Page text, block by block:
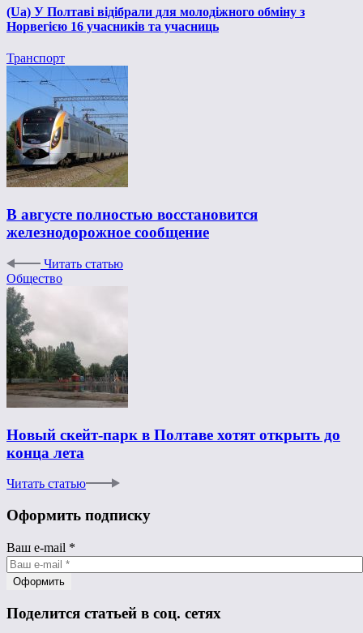
(Ua) У Полтаві відібрали для молодіжного обміну з
Норвегією 16 учасників та учасниць
Транспорт
В августе полностью восстановится
железнодорожное сообщение
Читать статью
Общество
Новый скейт-парк в Полтаве хотят открыть до
конца лета
Читать статью
Оформить подписку
Ваш e-mail *
Поделится статьей в соц. сетях